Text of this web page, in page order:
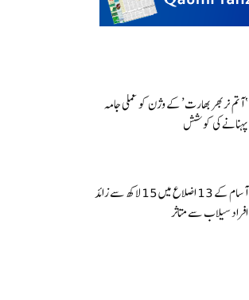
‘ آتم نربھر بھارت’ کے وژن کو عملی جامہ
پہنانے کی کوشش
آسام کے 13 اضلاع میں 15 لاکھ سے زائد
افراد سیلاب سے متاثر